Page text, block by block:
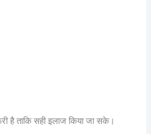
है ताकि सही इलाज किया जा सके।